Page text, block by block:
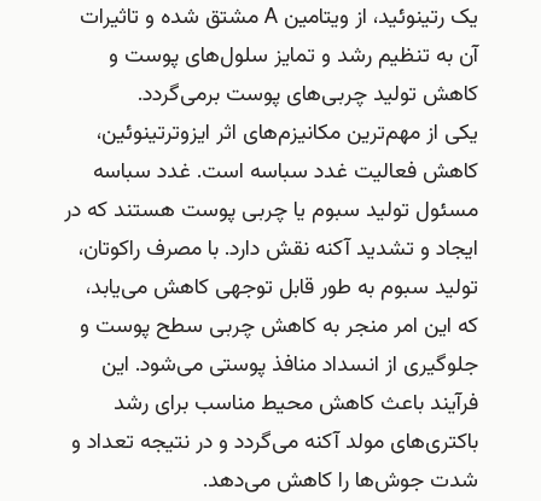
یک رتینوئید، از ویتامین A مشتق شده و تاثیرات
آن به تنظیم رشد و تمایز سلول‌های پوست و
کاهش تولید چربی‌های پوست برمی‌گردد.
یکی از مهم‌ترین مکانیزم‌های اثر ایزوترتینوئین،
کاهش فعالیت غدد سباسه است. غدد سباسه
مسئول تولید سبوم یا چربی پوست هستند که در
ایجاد و تشدید آکنه نقش دارد. با مصرف راکوتان،
تولید سبوم به طور قابل توجهی کاهش می‌یابد،
که این امر منجر به کاهش چربی سطح پوست و
جلوگیری از انسداد منافذ پوستی می‌شود. این
فرآیند باعث کاهش محیط مناسب برای رشد
باکتری‌های مولد آکنه می‌گردد و در نتیجه تعداد و
شدت جوش‌ها را کاهش می‌دهد.